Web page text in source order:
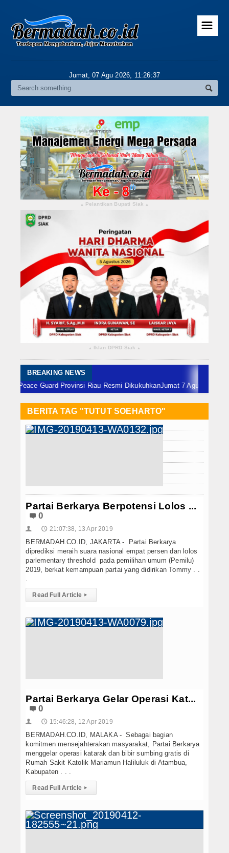
Home
Gallery
Riau
Daerah
Pekanbaru
Pelalawan
Kampar
Rokan Hulu
Bengkalis
Meranti
Indragiri Hulu
Kuansing
Siak
Nasional
Politik
Berita Foto
Budaya & Pariwisata
Ekbis
Olahraga
☰
Jumat, 07 Agu 2026, 11:26:38
▴ Pelantikan Bupati Siak ▴
▴ Iklan DPRD Siak ▴
BREAKING NEWS
Provinsi Riau Resmi Dikukuhkan Jumat 7 Agustus, Babinsa
BERITA TAG "TUTUT SOEHARTO"
Partai Berkarya Berpotensi Lolos ...
0
👤 🕔 21:07:38, 13 Apr 2019
BERMADAH.CO.ID, JAKARTA - Partai Berkarya
diprediksi meraih suara nasional empat persen dan lolos
parlementary threshold pada pemilihan umum (Pemilu)
2019, berkat kemampuan partai yang didirikan Tommy . .
Read Full Article ▸
Partai Berkarya Gelar Operasi Kat...
0
👤 🕔 15:46:28, 12 Apr 2019
BERMADAH.CO.ID, MALAKA - Sebagai bagian
komitmen mensejahterakan masyarakat, Partai Berkarya
menggelar operasi katarak dan bibir sumbing gratis di
Rumah Sakit Katolik Mariamun Haliluluk di Atambua,
Kabupaten . . .
Read Full Article ▸